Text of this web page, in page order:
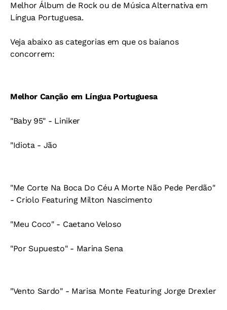
Melhor Álbum de Rock ou de Música Alternativa em
Língua Portuguesa.
Veja abaixo as categorias em que os baianos
concorrem:
Melhor Canção em Língua Portuguesa
"Baby 95" - Liniker
"Idiota - Jão
"Me Corte Na Boca Do Céu A Morte Não Pede Perdão"
- Criolo Featuring Milton Nascimento
"Meu Coco" - Caetano Veloso
"Por Supuesto" - Marina Sena
"Vento Sardo" - Marisa Monte Featuring Jorge Drexler